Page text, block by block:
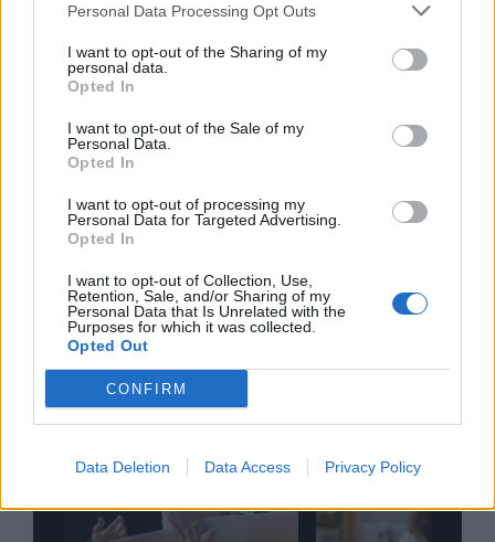
Personal Data Processing Opt Outs
I want to opt-out of the Sharing of my
personal data.
Opted In
I want to opt-out of the Sale of my
Personal Data.
Opted In
I want to opt-out of processing my
Personal Data for Targeted Advertising.
Opted In
I want to opt-out of Collection, Use,
Retention, Sale, and/or Sharing of my
Personal Data that Is Unrelated with the
Purposes for which it was collected.
Opted Out
CONFIRM
Data Deletion Data Access Privacy Policy
Σχολιάστε